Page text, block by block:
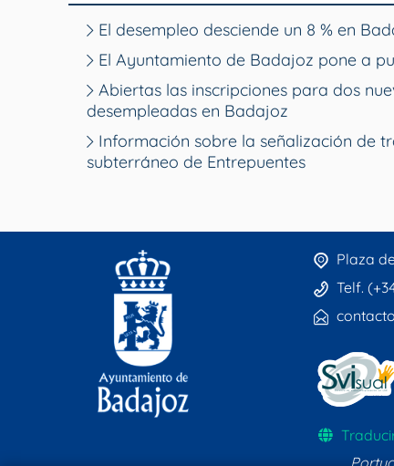
El desempleo desciende un 8 % en
El Ayuntamiento de Badajoz pone a
Abiertas las inscripciones para dos
desempleadas en Badajoz
Información sobre la señalización de
subterráneo de Entrepuentes
Plaza
Telf.